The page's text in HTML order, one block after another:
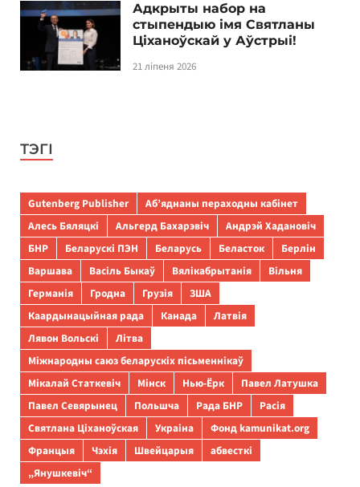
Адкрыты набор на
стыпендыю імя Святланы
Ціханоўскай у Аўстрыі!
21 ліпеня 2026
ТЭГІ
Gutenberg Publisher
Аб’яднаны пераходны кабінет
Алесь Бяляцкі
Альгерд Бахарэвіч
Андрэй Хадановіч
БНР
Беларускі ПЭН Беларусь Беласток
Берлін
Варшава
Васіль Быкаў Вялікабрытанія
Вільня
Германія
Гродна Грузія
ЗША
Каардынацыйная рада
Канада
Латвія
Лявон Вольскі
Літва
Міжнародны саюз беларускіх пісьменнікаў
Мікалай Статкевіч
Мінск Нью-Ёрк
Павел Латушка
Павел Севярынец
Польшча Рада БНР
Расія
Святлана Ціханоўская
Украіна
Фонд kamunikat.org
Францыя
Чэхія Швейцарыя
абвесткі
„Янушкевіч“